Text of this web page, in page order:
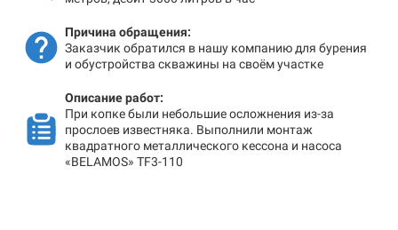
Причина обращения:
Заказчик обратился в нашу компанию для бурения
и обустройства скважины на своём участке
Описание работ:
При копке были небольшие осложнения из-за
прослоев известняка. Выполнили монтаж
квадратного металлического кессона и насоса
«BELAMOS» TF3-110